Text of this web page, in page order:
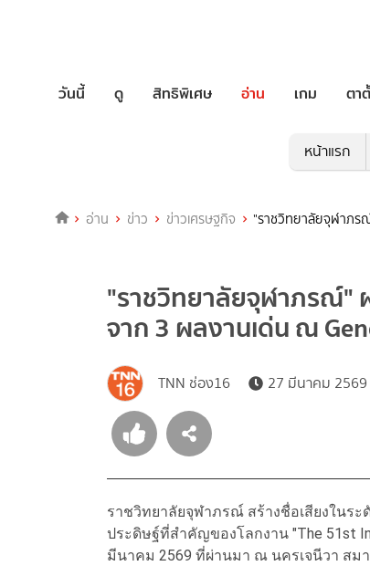
วันนี้ ดู สิทธิพิเศษ อ่าน เกม ตา
หน้าแรก
อ่าน ข่าว ข่าวเศรษฐกิจ "ราชวิทยาลัยจุฬาภร
"ราชวิทยาลัยจุฬาภรณ์"
จาก 3 ผลงานเด่น ณ
TNN ช่อง16 27 มีนาคม 2569
ราชวิทยาลัยจุฬาภรณ์ สร้างชื่อเสียงในร
ประดิษฐ์ที่สำคัญของโลกงาน "The 51st
มีนาคม 2569 ที่ผ่านมา ณ นครเจนีวา สม